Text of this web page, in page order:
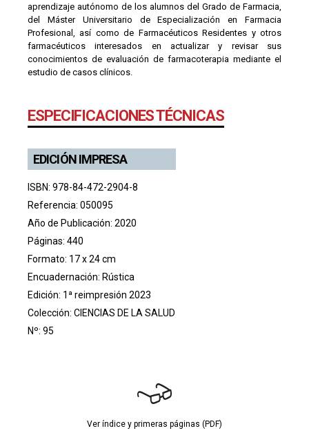
aprendizaje autónomo de los alumnos del Grado de Farmacia,
del Máster Universitario de Especialización en Farmacia
Profesional, así como de Farmacéuticos Residentes y otros
farmacéuticos interesados en actualizar y revisar sus
conocimientos de evaluación de farmacoterapia mediante el
estudio de casos clínicos.
ESPECIFICACIONES TÉCNICAS
EDICIÓN IMPRESA
ISBN: 978-84-472-2904-8
Referencia: 050095
Año de Publicación: 2020
Páginas: 440
Formato: 17 x 24 cm
Encuadernación: Rústica
Edición: 1ª reimpresión 2023
Colección: CIENCIAS DE LA SALUD
Nº: 95
Ver índice y primeras páginas (PDF)